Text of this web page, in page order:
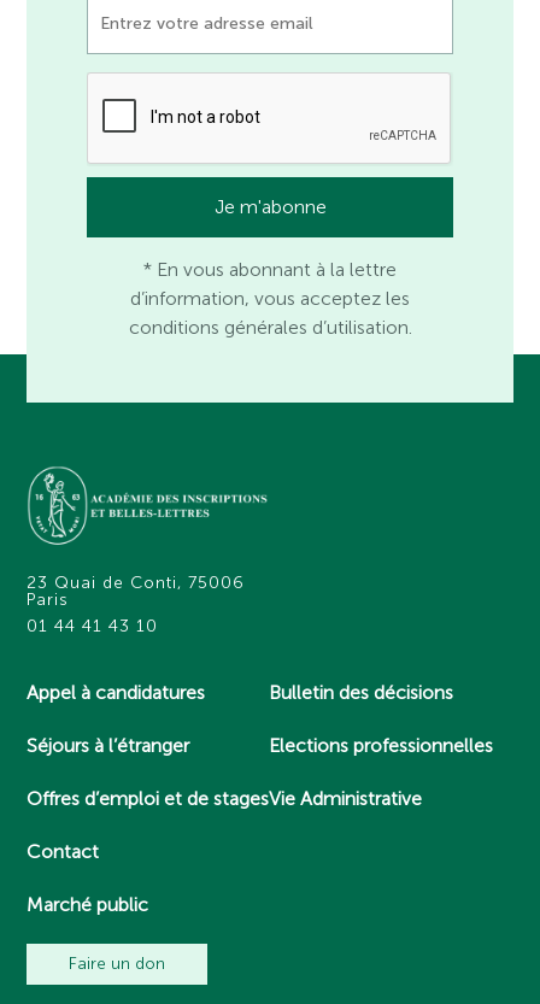
* En vous abonnant à la lettre
d’information, vous acceptez les
conditions générales d’utilisation.
23 Quai de Conti, 75006
Paris
01 44 41 43 10
Appel à candidatures
Séjours à l’étranger
Offres d’emploi et de stages
Contact
Marché public
Bulletin des décisions
Elections professionnelles
Vie Administrative
Faire un don